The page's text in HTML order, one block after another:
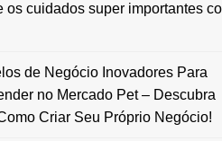
os cuidados super importantes
de Negócio Inovadores Para
no Mercado Pet – Descubra
Criar Seu Próprio Negócio!